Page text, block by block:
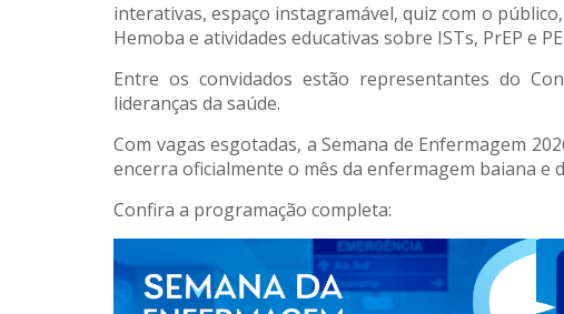
interativas, espaço instagramável, quiz com o
Hemoba e atividades educativas sobre ISTs, PrEP e
Entre os convidados estão representantes do
lideranças da saúde.
Com vagas esgotadas, a Semana de Enfermagem
encerra oficialmente o mês da enfermagem baiana
Confira a programação completa: